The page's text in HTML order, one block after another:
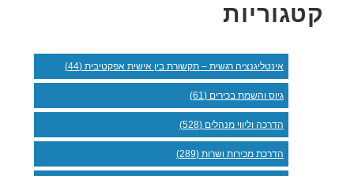
קטגוריות
אינטליגנציה רגשית – תקשורת בין אישית אפקטיבית (44)
גיוס והשמת בכירים (61)
הדרכה וליווי מנהלים (528)
הדרכת מכירות ושרות (289)